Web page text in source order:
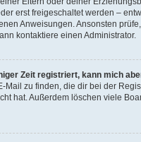
erst freigeschaltet werden –
Anweisungen. Ansonsten
kontaktiere einen Administrator.
Zeit registriert, kann mich
Mail zu finden, die dir bei der
hat. Außerdem löschen viele